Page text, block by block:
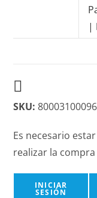
|
SKU: 80003100096
Es necesario
realizar la compra
INICIAR
SESIÓN